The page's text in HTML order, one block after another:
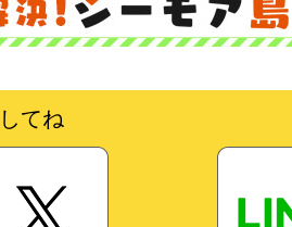
てね